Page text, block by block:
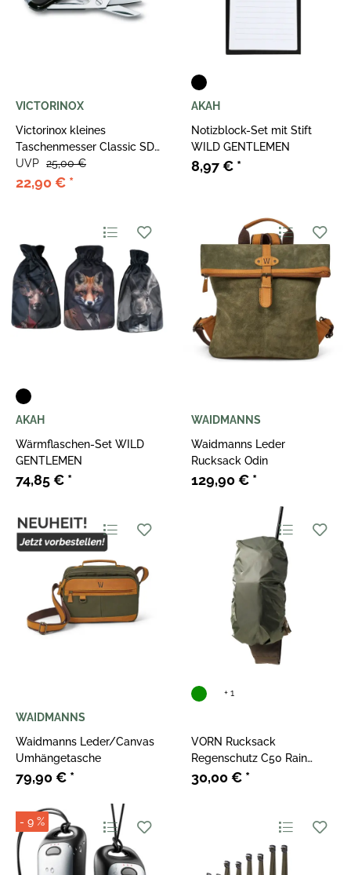
VICTORINOX
Victorinox kleines
Taschenmesser Classic SD,
schwarz
22,90 € *
UVP 25,00 €
AKAH
Notizblock-Set mit Stift
WILD GENTLEMEN
8,97 € *
AKAH
Wärmflaschen-Set WILD
GENTLEMEN
74,85 € *
WAIDMANNS
Waidmanns Leder
Rucksack Odin
129,90 € *
WAIDMANNS
Waidmanns Leder/Canvas
Umhängetasche
79,90 € *
+ 1
VORN Rucksack
Regenschutz C50 Rain
Cover
30,00 € *
- 9 %